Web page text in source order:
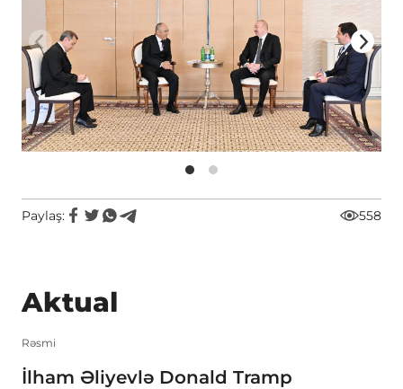
Paylaş: 558
Aktual
Rəsmi
İlham Əliyevlə Donald Tramp